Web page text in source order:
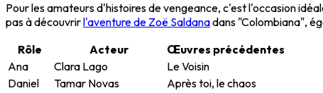
Pour les amateurs d'histoires de vengeance, c'est l'occasion
pas à découvrirl'aventure de Zoë Saldanadans "Colombiana",
Rôle
Acteur
Œuvres précédentes
Ana
Clara Lago
Le Voisin
Daniel
Tamar Novas
Après toi, le chaos